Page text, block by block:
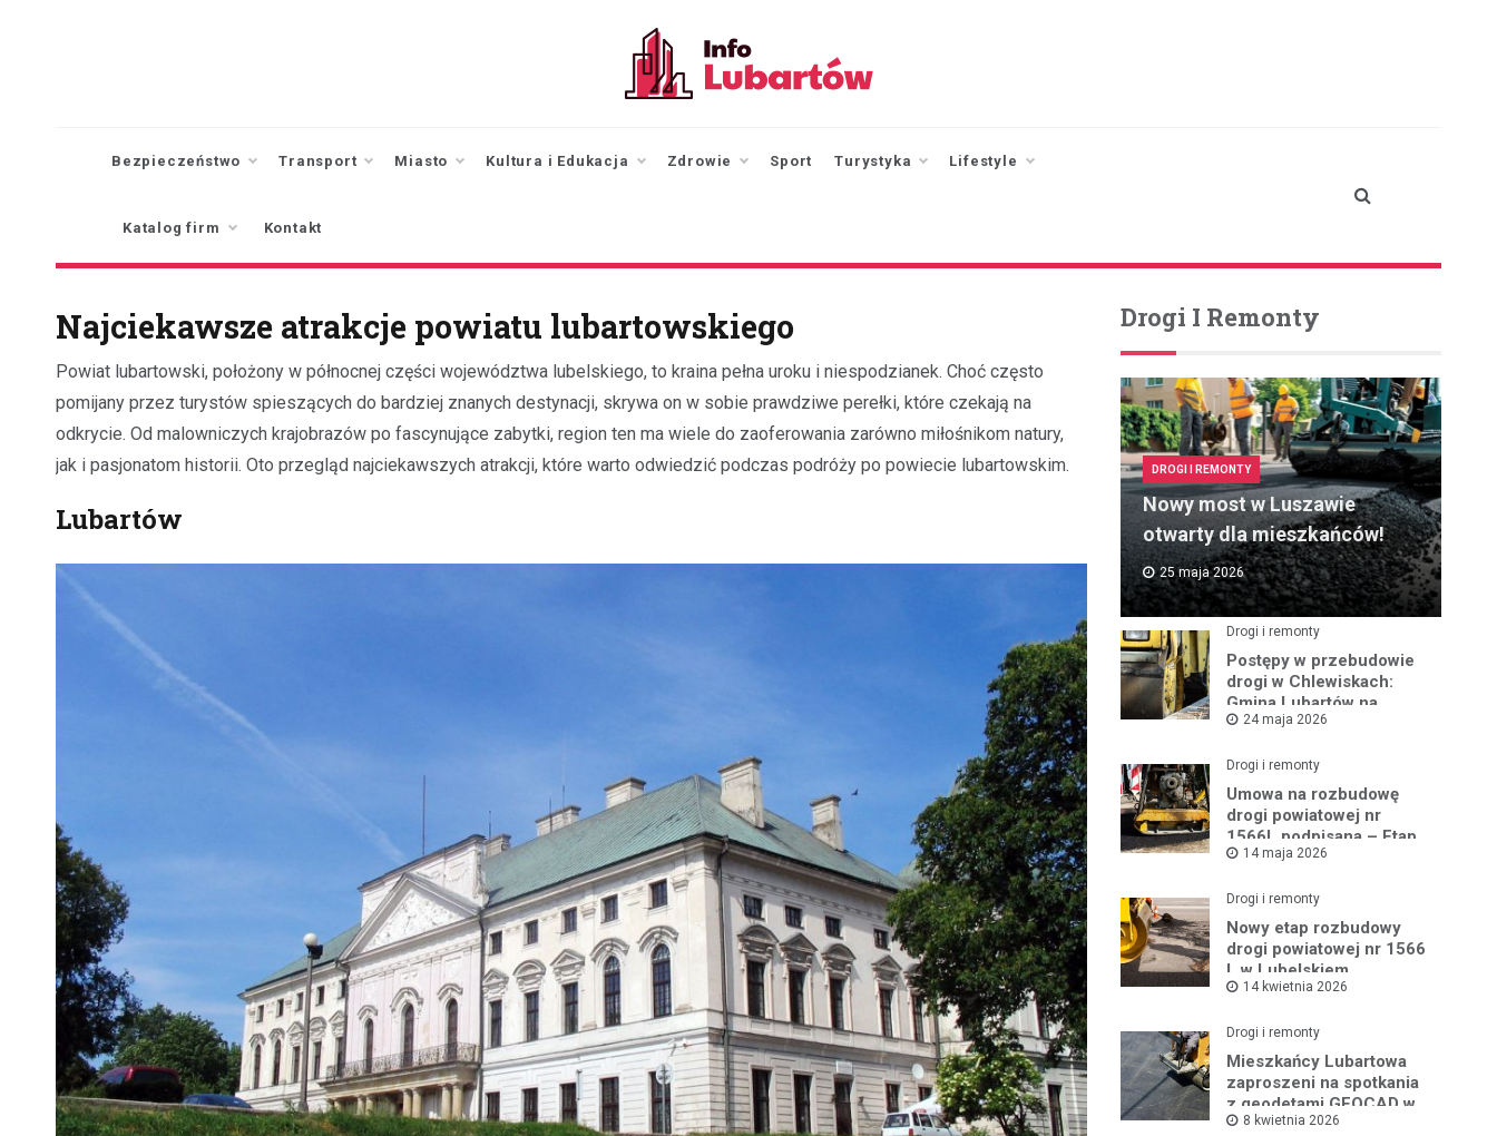
Bezpieczeństwo Transport Miasto Kultura i Edukacja Zdrowie Sport Turystyka Lifestyle
Katalog firm Kontakt
Najciekawsze atrakcje powiatu lubartowskiego
Powiat lubartowski, położony w północnej części województwa lubelskiego, to kraina pełna uroku i niespodzianek. Choć często
pomijany przez turystów spieszących do bardziej znanych destynacji, skrywa on w sobie prawdziwe perełki, które czekają na
odkrycie. Od malowniczych krajobrazów po fascynujące zabytki, region ten ma wiele do zaoferowania zarówno miłośnikom natury,
jak i pasjonatom historii. Oto przegląd najciekawszych atrakcji, które warto odwiedzić podczas podróży po powiecie lubartowskim.
Lubartów
Drogi I Remonty
DROGI I REMONTY
Nowy most w Luszawie
otwarty dla mieszkańców!
25 maja 2026
Drogi i remonty
Postępy w przebudowie
drogi w Chlewiskach:
Gmina Lubartów na
miejscu inwestycji
24 maja 2026
Drogi i remonty
Umowa na rozbudowę
drogi powiatowej nr
1566L podpisana – Etap
III w toku
14 maja 2026
Drogi i remonty
Nowy etap rozbudowy
drogi powiatowej nr 1566
L w Lubelskiem
14 kwietnia 2026
Drogi i remonty
Mieszkańcy Lubartowa
zaproszeni na spotkania
z geodetami GEOCAD w
sprawie budowy S19
8 kwietnia 2026